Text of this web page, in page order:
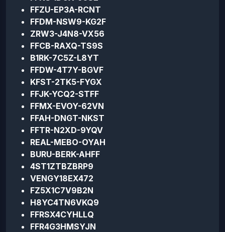
FFZU-EP3A-RCNT
FFDM-NSW9-KG2F
ZRW3-J4N8-VX56
FFCB-RAXQ-TS9S
B1RK-7C5Z-L8YT
FFDW-4T7Y-BGVF
KFST-2TK5-FYGX
FFJK-YCQ2-STFF
FFMX-EVOY-62VN
FFAH-DNGT-NKST
FFTR-N2XD-9YQV
REAL-MEBO-OYAH
BURU-BERK-AHFF
4ST1ZTBZBRP9
VENGY18EX472
FZ5X1C7V9B2N
H8YC4TN6VKQ9
FFRSX4CYHLLQ
FFR4G3HMSYJN